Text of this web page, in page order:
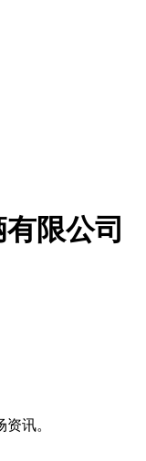
限公司
讯。